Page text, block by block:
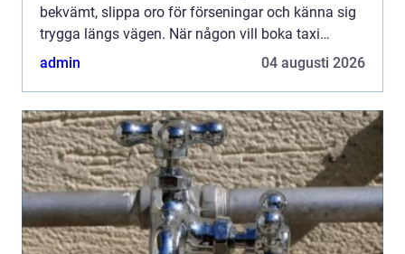
bekvämt, slippa oro för förseningar och känna sig
trygga längs vägen. När någon vill boka taxi
Landvetter spelar både pris, punktlighet och service
admin 04 augusti 2026